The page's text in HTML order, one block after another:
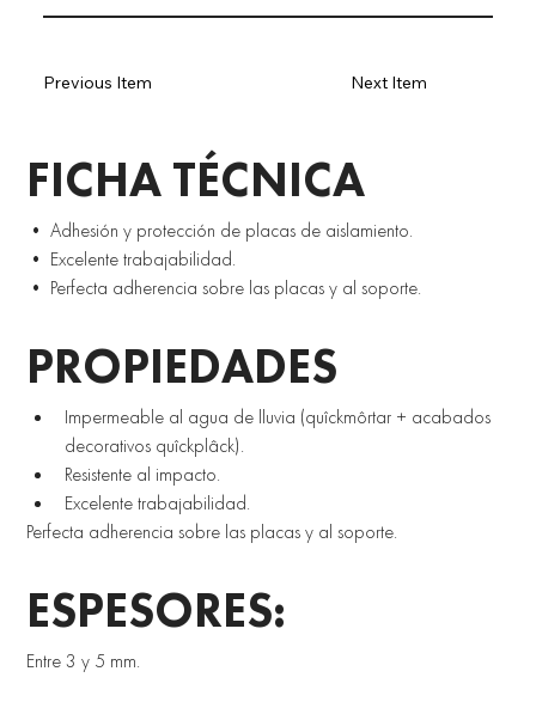
Next Item
Previous Item
FICHA TÉCNICA
• Adhesión y protección de placas de aislamiento.
• Excelente trabajabilidad.
• Perfecta adherencia sobre las placas y al soporte.
PROPIEDADES
Impermeable al agua de lluvia (quîckmôrtar + acabados
decorativos quîckplâck).
Resistente al impacto.
Excelente trabajabilidad.
Perfecta adherencia sobre las placas y al soporte.
ESPESORES:
Entre 3 y 5 mm.